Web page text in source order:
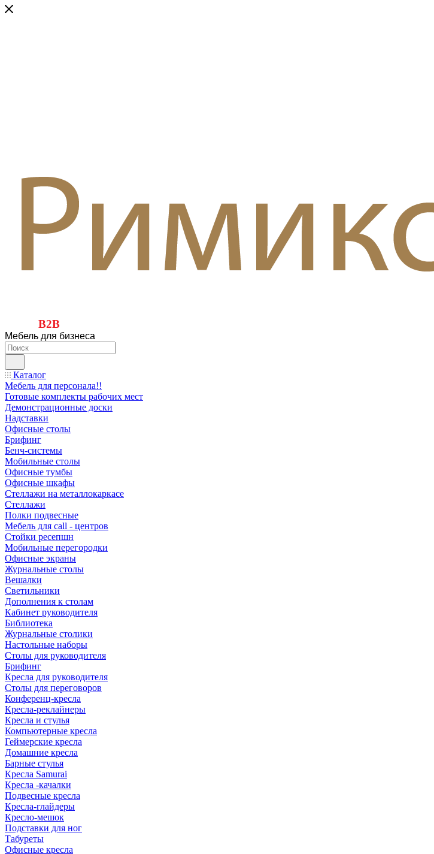
B2B
Мебель для бизнеса
Каталог
Мебель для персонала!!
Готовые комплекты рабочих мест
Демонстрационные доски
Надставки
Офисные столы
Брифинг
Бенч-системы
Мобильные столы
Офисные тумбы
Офисные шкафы
Стеллажи на металлокаркасе
Стеллажи
Полки подвесные
Мебель для call - центров
Стойки ресепшн
Мобильные перегородки
Офисные экраны
Журнальные столы
Вешалки
Светильники
Дополнения к столам
Кабинет руководителя
Библиотека
Журнальные столики
Настольные наборы
Столы для руководителя
Брифинг
Кресла для руководителя
Столы для переговоров
Конференц-кресла
Кресла-реклайнеры
Кресла и стулья
Компьютерные кресла
Геймерские кресла
Домашние кресла
Барные стулья
Кресла Samurai
Кресла -качалки
Подвесные кресла
Кресла-глайдеры
Кресло-мешок
Подставки для ног
Табуреты
Офисные кресла